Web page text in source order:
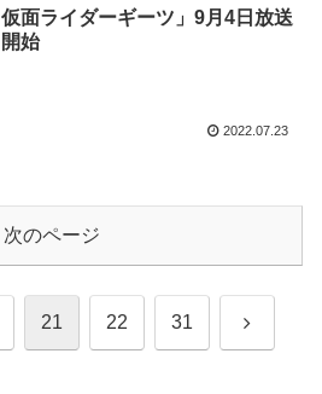
仮面ライダーギーツ」9月4日放送
開始
2022.07.23
次のページ
21 22 31 次